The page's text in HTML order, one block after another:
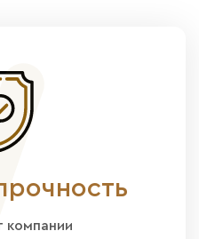
компании